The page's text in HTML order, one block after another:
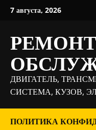
Перейти
7 августа, 2026
ДВИГАТЕЛЬ,
СИСТЕМА, КУЗОВ,
ПОЛИТИКА